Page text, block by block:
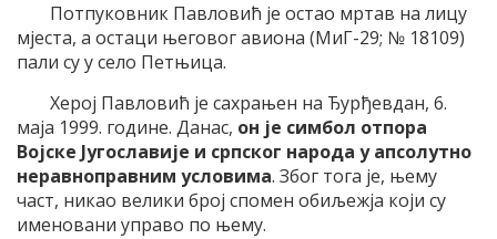
Потпуковник Павловић је остао мртав на лицу
мјеста, а остаци његовог авиона (МиГ-29; № 18109)
пали су у село Петњица.
Херој Павловић је сахрањен на Ђурђевдан, 6.
маја 1999. године. Данас, он је симбол отпора
Војске Југославије и српског народа у апсолутно
неравноправним условима. Због тога је, њему
част, никао велики број спомен обиљежја који су
именовани управо по њему.